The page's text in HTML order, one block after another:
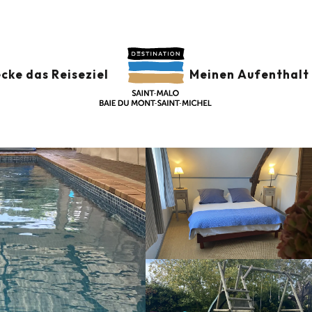
das Reiseziel Meinen